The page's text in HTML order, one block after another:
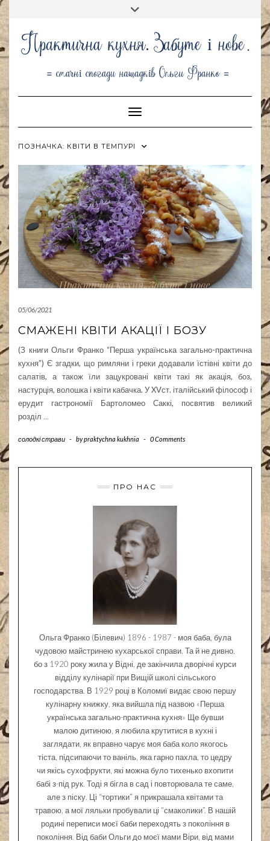
Skip
to
content
Toggle
Toggle Navigation
ПОЗНАЧКА: КВІТИ В ТЕМПУРІ
05/06/2021
СМАЖЕНІ КВІТИ АКАЦІЇ І БОЗУ
(З книги Ольги Франко “Перша українська загально-практична
кухня”) Є згадки, що римляни і греки додавали їстівні квіти до
салатів, а також їли зацукровані квіти такі як акація, боз,
настурція, волошка і квіти кабачка. У XVст. італійський філософ і
ерудит гастрономії Бартоломео Саккі, посвятив великий
розділ …
солодкі страви - bypraktychna kukhnia - 0 Comments
ПРО НАС
Ольга Франко (Білевич) 1896 - 1987 - моя баба, була
чудовою майстринею кухарської справи. Та й не дивно,
бо з 1920 року жила у Відні, де закінчила дворічні курси
відділу кулінарії при Вищій школі сільського
господарства. В 1929 році в Коломиї видає свою першу
кулінарну книжку, яка вийшла під назвою «Перша
українська загально-практична кухня» Ще бувши
малою дитиною, я любила крутитися в кухні і
заглядати, як вправно чарує моя баба коло якогось
тіста, підсипаючи то ваніль, яка гарно пахла, то цедру
чи якісь сухофрукти, які можна було тихенько вхопити
бабі з-під рук. Тоді я бігла в сад і повторювала те саме,
але з піску. Ці “тортики” я прикрашала квітами та
травою, а мої ляльки пробували ці “смаколики”. В нашій
родині переписи моєї баби переходять з покоління в
покоління. Від баби Ольги до моєї мами Віри, від мами